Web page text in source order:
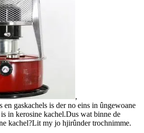
,
en gaskachels is der no eins in ûngewoane
in kerosine kachel.Dus wat binne de
kachel?Lit my jo hjirûnder trochnimme.